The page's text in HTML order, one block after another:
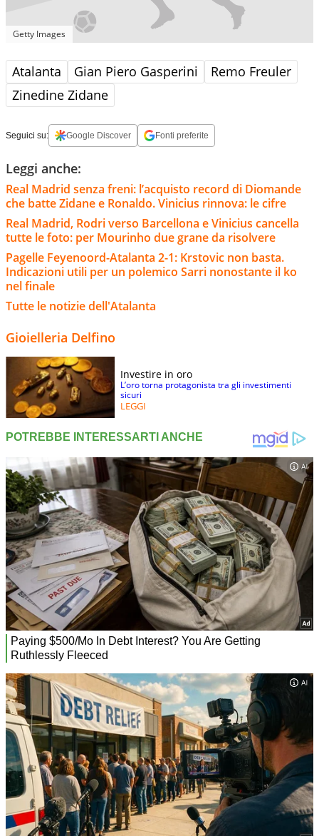
Getty Images
Atalanta Gian Piero Gasperini
Remo Freuler
Zinedine Zidane
Seguici su: Google Discover Fonti preferite
Leggi anche:
Real Madrid senza freni: l’acquisto record di Diomande
che batte Zidane e Ronaldo. Vinicius rinnova: le cifre
Real Madrid, Rodri verso Barcellona e Vinicius cancella
tutte le foto: per Mourinho due grane da risolvere
Pagelle Feyenoord-Atalanta 2-1: Krstovic non basta.
Indicazioni utili per un polemico Sarri nonostante il ko
nel finale
Tutte le notizie dell'Atalanta
Gioielleria Delfino
Investire in oro
L’oro torna protagonista tra gli investimenti
sicuri
LEGGI